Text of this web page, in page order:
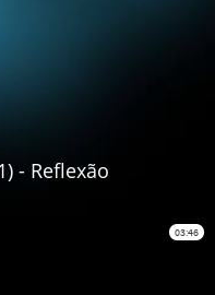
- Reflexão
03:46